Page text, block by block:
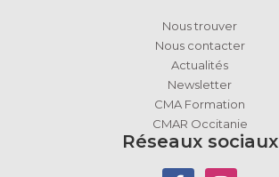
Nous trouver
Nous contacter
Actualités
Newsletter
CMA Formation
CMAR Occitanie
Réseaux sociaux